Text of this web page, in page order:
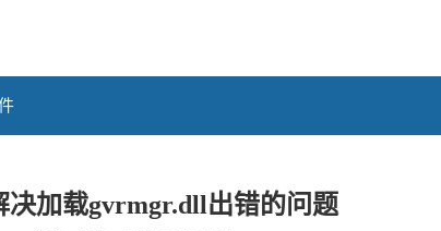
决加载gvrmgr.dll出错的问题